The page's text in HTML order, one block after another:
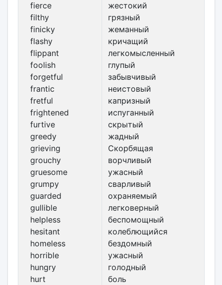
fierce
filthy
finicky
flashy
flippant
foolish
forgetful
frantic
fretful
frightened
furtive
greedy
grieving
grouchy
gruesome
grumpy
guarded
gullible
helpless
hesitant
homeless
horrible
hungry
hurt
жестокий
грязный
жеманный
кричащий
легкомысленный
глупый
забывчивый
неистовый
капризный
испуганный
скрытый
жадный
Скорбящая
ворчливый
ужасный
сварливый
охраняемый
легковерный
беспомощный
колеблющийся
бездомный
ужасный
голодный
боль